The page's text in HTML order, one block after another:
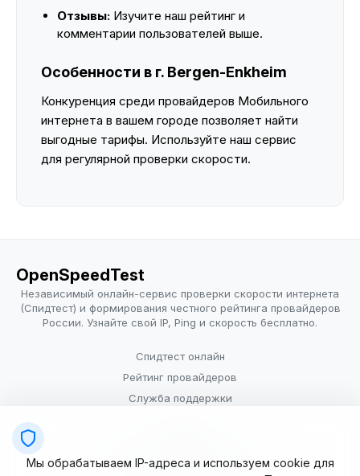
Отзывы: Изучите наш рейтинг и
комментарии пользователей выше.
Особенности в г. Bergen-Enkheim
Конкуренция среди провайдеров Мобильного
интернета в вашем городе позволяет найти
выгодные тарифы. Используйте наш сервис
для регулярной проверки скорости.
OpenSpeedTest
Независимый онлайн-сервис проверки скорости интернета
(Спидтест) и формирования честного рейтинга провайдеров
России. Узнайте свой IP, Ping и скорость бесплатно.
Спидтест онлайн
Рейтинг провайдеров
Служба поддержки
Условия использования
Мы обрабатываем IP-адреса и используем cookie для